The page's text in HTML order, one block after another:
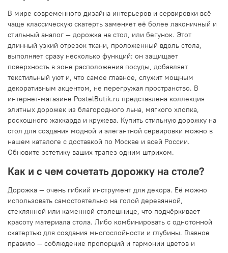
В мире современного дизайна интерьеров и сервировки всё
чаще классическую скатерть заменяет её более лаконичный и
стильный аналог — дорожка на стол, или бегунок. Этот
длинный узкий отрезок ткани, проложенный вдоль стола,
выполняет сразу несколько функций: он защищает
поверхность в зоне расположения посуды, добавляет
текстильный уют и, что самое главное, служит мощным
декоративным акцентом, не перегружая пространство. В
интернет-магазине PostelButik.ru представлена коллекция
элитных дорожек из благородного льна, мягкого хлопка,
роскошного жаккарда и кружева. Купить стильную дорожку на
стол для создания модной и элегантной сервировки можно в
нашем каталоге с доставкой по Москве и всей России.
Обновите эстетику ваших трапез одним штрихом.
Как и с чем сочетать дорожку на столе?
Дорожка — очень гибкий инструмент для декора. Её можно
использовать самостоятельно на голой деревянной,
стеклянной или каменной столешнице, что подчёркивает
красоту материала стола. Либо комбинировать с однотонной
скатертью для создания многослойности и глубины. Главное
правило — соблюдение пропорций и гармонии цветов и